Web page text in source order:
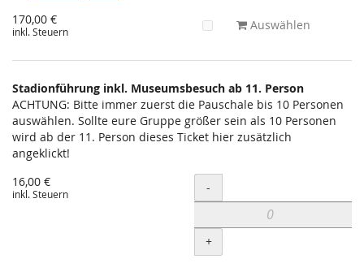
170,00 €
inkl. Steuern Auswählen
Stadionführung inkl. Museumsbesuch ab 11. Person
ACHTUNG: Bitte immer zuerst die Pauschale bis 10 Personen
auswählen. Sollte eure Gruppe größer sein als 10 Personen
wird ab der 11. Person dieses Ticket hier zusätzlich
angeklickt!
16,00 €
inkl. Steuern Menge
-
+